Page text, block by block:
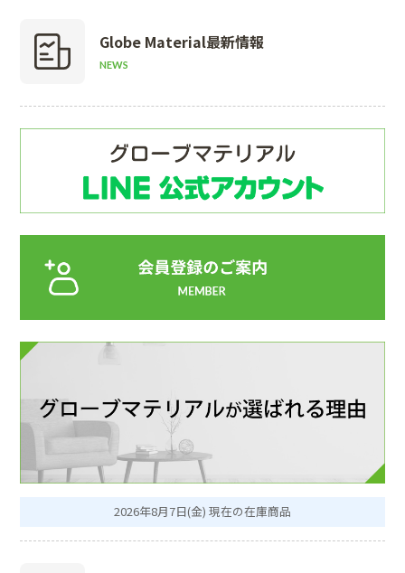
Globe Material最新情報
NEWS
2026年8月7日(金) 現在の在庫商品